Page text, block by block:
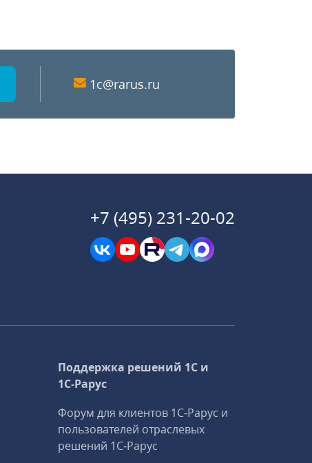
1c@rarus.ru
+7 (495) 231-20-02
Поддержка решений 1С и
1С‑Рарус
Форум для клиентов 1С‑Рарус и
пользователей отраслевых
решений 1С‑Рарус